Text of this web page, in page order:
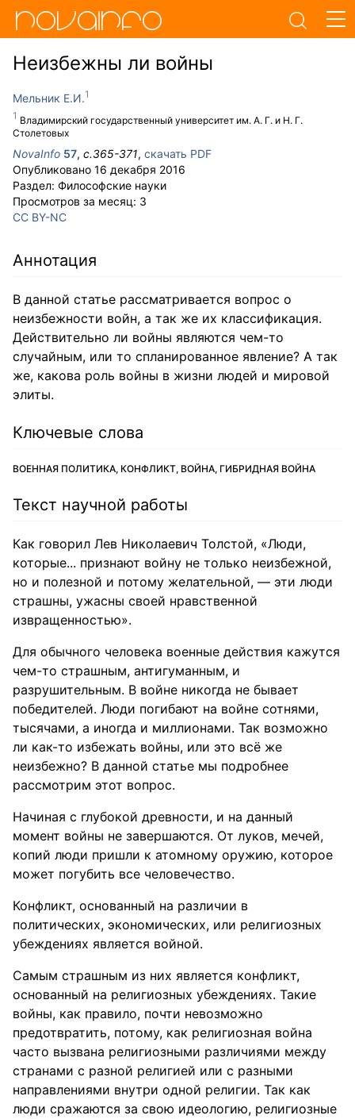
Неизбежны ли войны
Мельник Е.И.
Владимирский государственный университет им. А. Г. и Н. Г.
Столетовых
NovaInfo 57, с.365-371, скачать PDF
Опубликовано 16 декабря 2016
Раздел: Философские науки
Просмотров за месяц: 3
CC BY-NC
Аннотация
В данной статье рассматривается вопрос о
неизбежности войн, а так же их классификация.
Действительно ли войны являются чем-то
случайным, или то спланированное явление? А так
же, какова роль войны в жизни людей и мировой
элиты.
Ключевые слова
ВОЕННАЯ ПОЛИТИКА, КОНФЛИКТ, ВОЙНА, ГИБРИДНАЯ ВОЙНА
Текст научной работы
Как говорил Лев Николаевич Толстой, «Люди,
которые... признают войну не только неизбежной,
но и полезной и потому желательной, — эти люди
страшны, ужасны своей нравственной
извращенностью».
Для обычного человека военные действия кажутся
чем-то страшным, антигуманным, и
разрушительным. В войне никогда не бывает
победителей. Люди погибают на войне сотнями,
тысячами, а иногда и миллионами. Так возможно
ли как-то избежать войны, или это всё же
неизбежно? В данной статье мы подробнее
рассмотрим этот вопрос.
Начиная с глубокой древности, и на данный
момент войны не завершаются. От луков, мечей,
копий люди пришли к атомному оружию, которое
может погубить все человечество.
Конфликт, основанный на различии в
политических, экономических, или религиозных
убеждениях является войной.
Самым страшным из них является конфликт,
основанный на религиозных убеждениях. Такие
войны, как правило, почти невозможно
предотвратить, потому, как религиозная война
часто вызвана религиозными различиями между
странами с разной религией или с разными
направлениями внутри одной религии. Так как
люди сражаются за свою идеологию, религиозные